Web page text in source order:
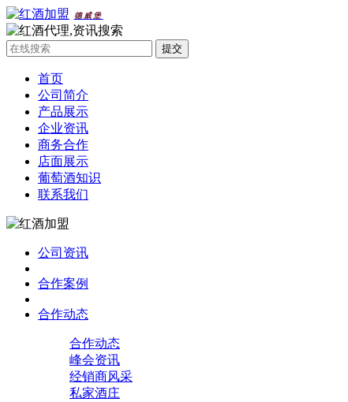
德威堡
首页
公司简介
产品展示
企业资讯
商务合作
店面展示
葡萄酒知识
联系我们
公司资讯
合作案例
合作动态
合作动态
峰会资讯
经销商风采
私家酒庄